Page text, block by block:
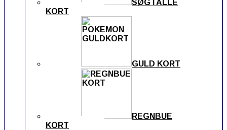
SØG I ALLE
KORT
GULD KORT
REGNBUE
KORT